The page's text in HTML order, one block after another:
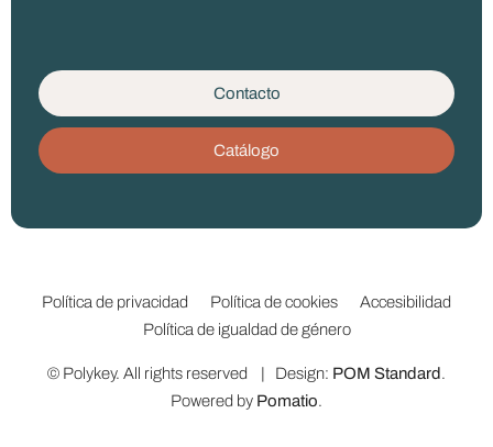
Contacto
Catálogo
Política de privacidad Política de cookies
Accesibilidad
Política de igualdad de género
© Polykey. All rights reserved | Design: POM Standard.
Powered by Pomatio.